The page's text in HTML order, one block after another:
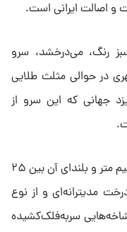
و اصالت ایرانی است.
رنگ، می‌درخشد، سرو
در حوالی مثلث طلایی
جهانی که این سرو از
محیط تنه‌ی این سرو در روی زمین یازده ونیم متر و بلندای آن بین ۲۵
درخت مدیترانه‌ای و از نوع
سربه‌فلک‌کشیده